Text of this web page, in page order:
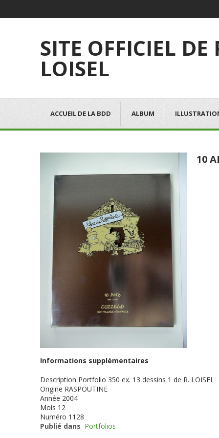
SITE OFFICIEL DE
LOISEL
ACCUEIL DE LA BDD ALBUM
10
Informations supplémentaires
Description Portfolio 350 ex. 13 dessins 1 de R. LOISEL
Origine RASPOUTINE
Année 2004
Mois 12
Numéro 1128
Publié dans Portfolios